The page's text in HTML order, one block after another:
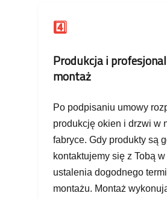
4️⃣
Produkcja i
montaż
Po podpisaniu umowy
produkcję okien i drzwi w
fabryce. Gdy produkty są
kontaktujemy się z Tobą
ustalenia dogodnego
montażu. Montaż